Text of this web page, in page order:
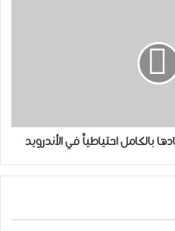
بالكامل احتياطياً في الأندرويد